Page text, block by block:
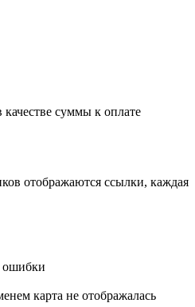
суммы к оплате
отображаются ссылки, каждая
ошибки
карта не отображалась